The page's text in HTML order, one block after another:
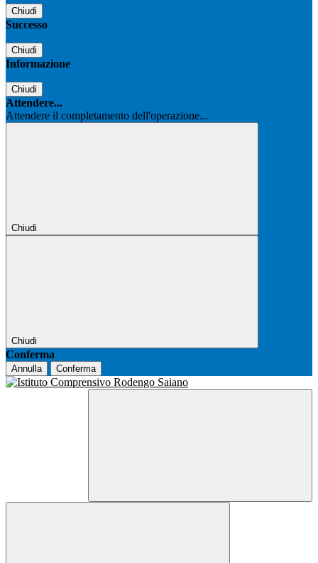
Chiudi
Successo
Chiudi
Informazione
Chiudi
Attendere...
Attendere il completamento dell'operazione...
Chiudi
Chiudi
Conferma
Annulla Conferma